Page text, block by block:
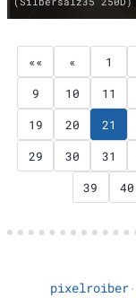
«« « 1
9 10 11
19 20 21
29 30 31
39 40
pixelroiber·